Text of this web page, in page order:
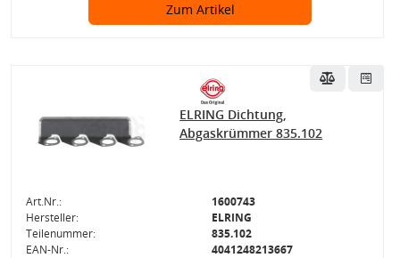
Zum Artikel
ELRING Dichtung,
Abgaskrümmer 835.102
Art.Nr.:
1600743
Hersteller:
ELRING
Teilenummer:
835.102
EAN-Nr.:
4041248213667